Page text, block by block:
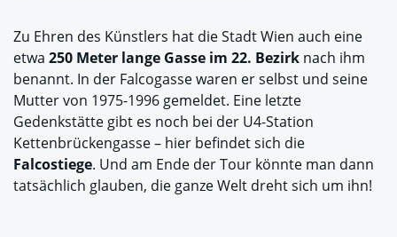
Zu Ehren des Künstlers hat die Stadt Wien auch eine
etwa 250 Meter lange Gasse im 22. Bezirk nach ihm
benannt. In der Falcogasse waren er selbst und seine
Mutter von 1975-1996 gemeldet. Eine letzte
Gedenkstätte gibt es noch bei der U4-Station
Kettenbrückengasse – hier befindet sich die
Falcostiege. Und am Ende der Tour könnte man dann
tatsächlich glauben, die ganze Welt dreht sich um ihn!